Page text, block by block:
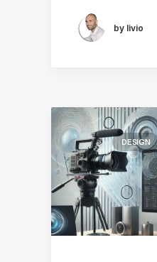
by livio
DESIGN